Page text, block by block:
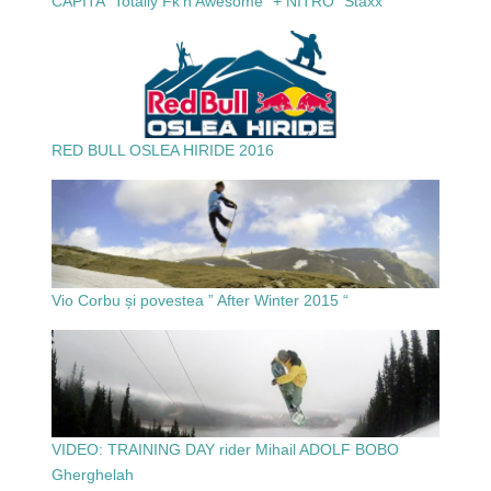
RED BULL OSLEA HIRIDE 2016
Vio Corbu și povestea ” After Winter 2015 “
VIDEO: TRAINING DAY rider Mihail ADOLF BOBO
Gherghelah